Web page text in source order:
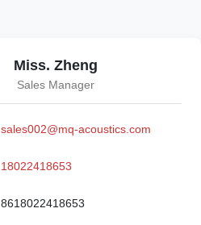
Miss. Zheng
Sales Manager
sales002@mq-acoustics.com
18022418653
8618022418653